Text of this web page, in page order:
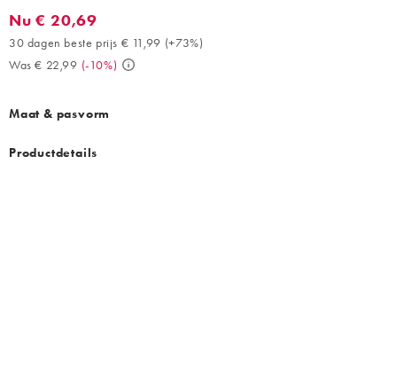
Nu € 20,69. 30 dagen beste prijs € 11,99 (+73%). Was € 22,99.
Nu € 20,69
30 dagen beste prijs € 11,99 (+73%)
Was € 22,99 (-10%)
Maat & pasvorm
Productdetails